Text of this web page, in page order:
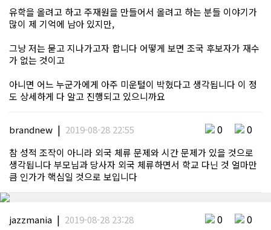
유학을 올려고 하고 주재원을 만들어서 올려고 하는 분들 이야기가
많이 제 기억에 남아 있지만,
그냥 저는 묻고 지나가고자 합니다 어떻게 보면 조국 후보자가 재수
가 없는 것이고
아니면 어느 누군가에게 아주 미운털이 박혔다고 생각됩니다 이 정
도 상세하게 다 알고 진행되고 있으니까요
brandnew | 2019-08-28 22:55 0 0
참 성적 조작이 아니라 외국 체류 문제와 시간 문제가 있을 것으로
생각됩니다 부모님과 당사자 외국 체류하면서 학교 다닌 것 얼마만
큼 인가가 핵심일 것으로 보입니다
jazzmania | 2019-08-28 23:28 0 0